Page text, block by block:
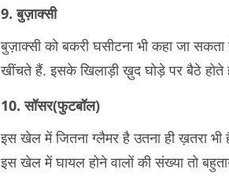
9. बुज़ाक्सी
बुज़ाक्सी को बकरी घसीटना भी कहा जा
खींचते हैं. इसके खिलाड़ी ख़ुद घोड़े पर बैठे होते
10. सॉसर(फुटबॉल)
इस खेल में जितना ग्लैमर है उतना ही ख़तरा
इस खेल में घायल होने वालों की संख्या तो